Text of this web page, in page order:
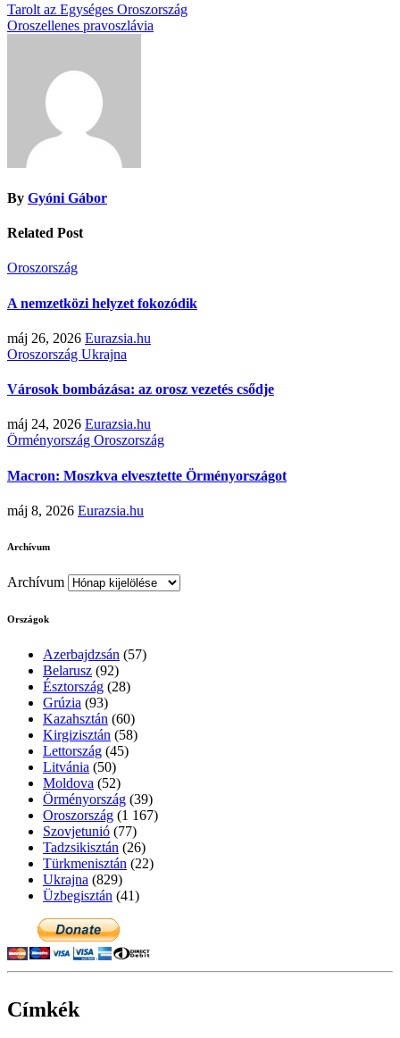
Tarolt az Egységes Oroszország
Oroszellenes pravoszlávia
By Gyóni Gábor
Related Post
Oroszország
A nemzetközi helyzet fokozódik
máj 26, 2026 Eurazsia.hu
Oroszország Ukrajna
Városok bombázása: az orosz vezetés csődje
máj 24, 2026 Eurazsia.hu
Örményország Oroszország
Macron: Moszkva elvesztette Örményországot
máj 8, 2026 Eurazsia.hu
Archívum
Archívum
Országok
Azerbajdzsán (57)
Belarusz (92)
Észtország (28)
Grúzia (93)
Kazahsztán (60)
Kirgizisztán (58)
Lettország (45)
Litvánia (50)
Moldova (52)
Örményország (39)
Oroszország (1 167)
Szovjetunió (77)
Tadzsikisztán (26)
Türkmenisztán (22)
Ukrajna (829)
Üzbegisztán (41)
Címkék